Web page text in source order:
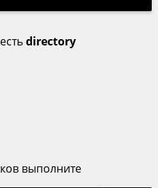
directory
выполните